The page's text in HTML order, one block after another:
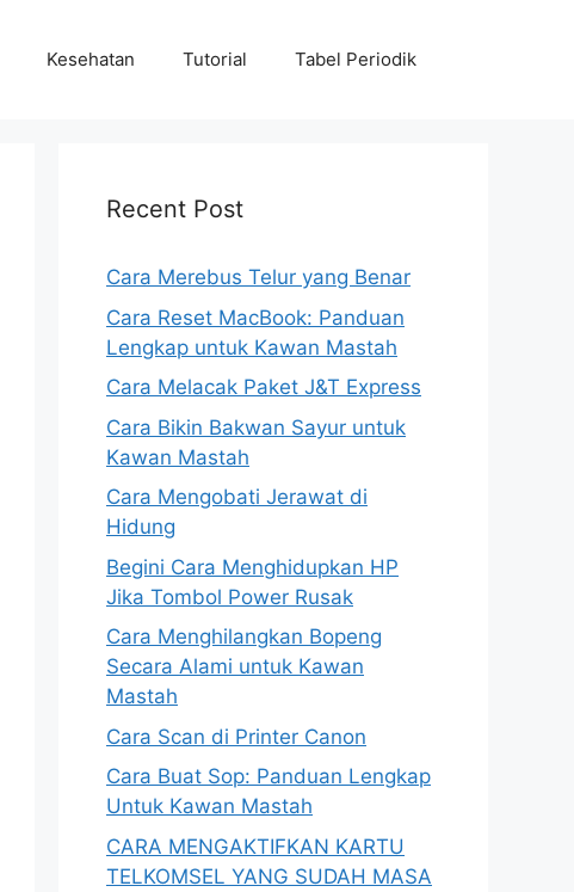
Kesehatan Tutorial Tabel Periodik
Recent Post
Cara Merebus Telur yang Benar
Cara Reset MacBook: Panduan
Lengkap untuk Kawan Mastah
Cara Melacak Paket J&T Express
Cara Bikin Bakwan Sayur untuk
Kawan Mastah
Cara Mengobati Jerawat di
Hidung
Begini Cara Menghidupkan HP
Jika Tombol Power Rusak
Cara Menghilangkan Bopeng
Secara Alami untuk Kawan
Mastah
Cara Scan di Printer Canon
Cara Buat Sop: Panduan Lengkap
Untuk Kawan Mastah
CARA MENGAKTIFKAN KARTU
TELKOMSEL YANG SUDAH MASA